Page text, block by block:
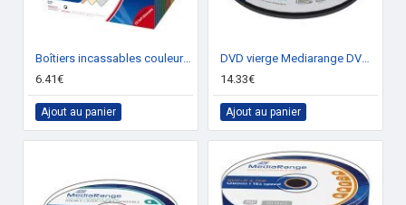
Boîtiers incassables couleurs pour CD (Pack de 20)
6.41€
Ajout au panier
DVD vierge Mediarange DVD+R double couche imprimable 8x (boite de 25)
14.33€
Ajout au panier